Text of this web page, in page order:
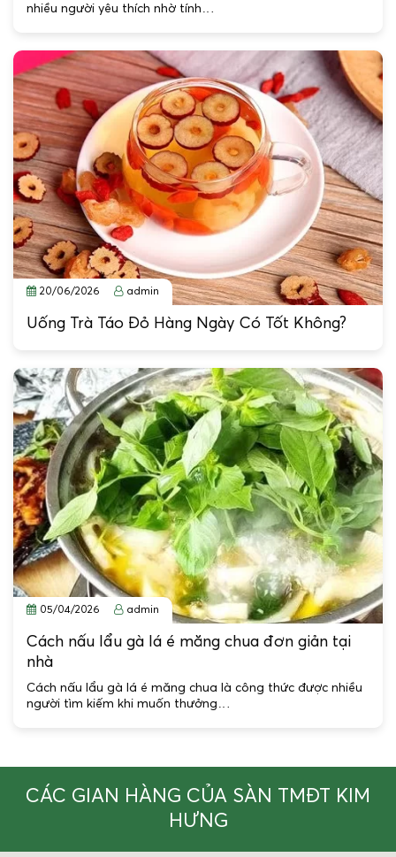
nhiều người yêu thích nhờ tính…
20/06/2026 admin
Uống Trà Táo Đỏ Hàng Ngày Có Tốt Không?
05/04/2026 admin
Cách nấu lẩu gà lá é măng chua đơn giản tại
nhà
Cách nấu lẩu gà lá é măng chua là công thức được nhiều
người tìm kiếm khi muốn thưởng…
CÁC GIAN HÀNG CỦA SÀN TMĐT KIM
HƯNG